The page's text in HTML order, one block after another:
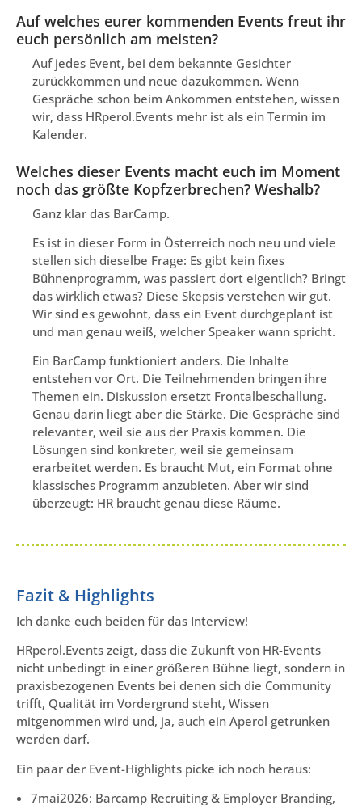
Auf welches eurer kommenden Events freut ihr
euch persönlich am meisten?
Auf jedes Event, bei dem bekannte Gesichter
zurückkommen und neue dazukommen. Wenn
Gespräche schon beim Ankommen entstehen, wissen
wir, dass HRperol.Events mehr ist als ein Termin im
Kalender.
Welches dieser Events macht euch im Moment
noch das größte Kopfzerbrechen? Weshalb?
Ganz klar das BarCamp.
Es ist in dieser Form in Österreich noch neu und viele
stellen sich dieselbe Frage: Es gibt kein fixes
Bühnenprogramm, was passiert dort eigentlich? Bringt
das wirklich etwas? Diese Skepsis verstehen wir gut.
Wir sind es gewohnt, dass ein Event durchgeplant ist
und man genau weiß, welcher Speaker wann spricht.
Ein BarCamp funktioniert anders. Die Inhalte
entstehen vor Ort. Die Teilnehmenden bringen ihre
Themen ein. Diskussion ersetzt Frontalbeschallung.
Genau darin liegt aber die Stärke. Die Gespräche sind
relevanter, weil sie aus der Praxis kommen. Die
Lösungen sind konkreter, weil sie gemeinsam
erarbeitet werden. Es braucht Mut, ein Format ohne
klassisches Programm anzubieten. Aber wir sind
überzeugt: HR braucht genau diese Räume.
Fazit & Highlights
Ich danke euch beiden für das Interview!
HRperol.Events zeigt, dass die Zukunft von HR-Events
nicht unbedingt in einer größeren Bühne liegt, sondern in
praxisbezogenen Events bei denen sich die Community
trifft, Qualität im Vordergrund steht, Wissen
mitgenommen wird und, ja, auch ein Aperol getrunken
werden darf.
Ein paar der Event-Highlights picke ich noch heraus:
7mai2026: Barcamp Recruiting & Employer Branding,